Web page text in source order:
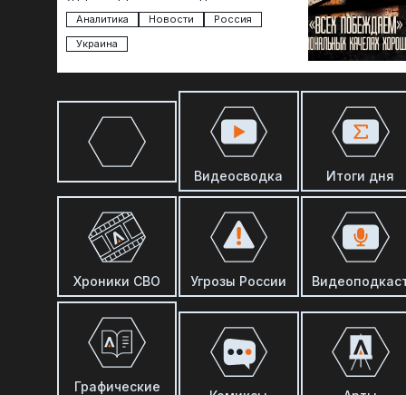
коллапса розничной торговли не…
Аналитика Новости
Россия
Украина
Видеосводка Итоги дня
Хроники СВО Угрозы России
Графические